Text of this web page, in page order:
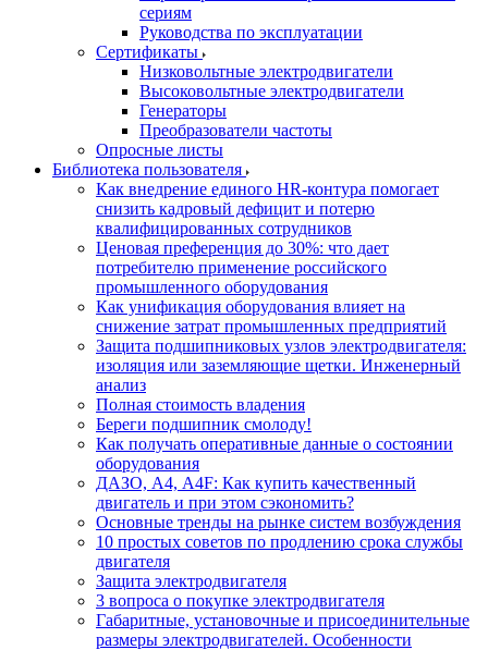
сериям
Руководства по эксплуатации
Сертификаты
Низковольтные электродвигатели
Высоковольтные электродвигатели
Генераторы
Преобразователи частоты
Опросные листы
Библиотека пользователя
Как внедрение единого HR-контура помогает
снизить кадровый дефицит и потерю
квалифицированных сотрудников
Ценовая преференция до 30%: что дает
потребителю применение российского
промышленного оборудования
Как унификация оборудования влияет на
снижение затрат промышленных предприятий
Защита подшипниковых узлов электродвигателя:
изоляция или заземляющие щетки. Инженерный
анализ
Полная стоимость владения
Береги подшипник смолоду!
Как получать оперативные данные о состоянии
оборудования
ДАЗО, А4, А4F: Как купить качественный
двигатель и при этом сэкономить?
Основные тренды на рынке систем возбуждения
10 простых советов по продлению срока службы
двигателя
Защита электродвигателя
3 вопроса о покупке электродвигателя
Габаритные, установочные и присоединительные
размеры электродвигателей. Особенности